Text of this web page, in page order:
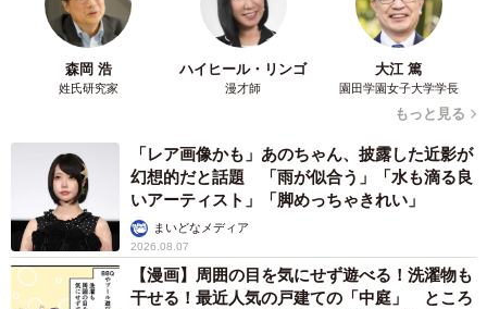
森岡 浩
姓氏研究家
ハイヒール・リンゴ
漫才師
大江 篤
園田学園女子大学学長
もっと見る
「レア画像かも」あのちゃん、披露した近影が
幻想的だと話題 「雨が似合う」「水も滴る良
いアーティスト」「脚めっちゃきれい」
まいどなメディア
2026.08.07
【漫画】周囲の目を気にせず遊べる！洗濯物も
干せる！最近人気の戸建ての「中庭」 ところ